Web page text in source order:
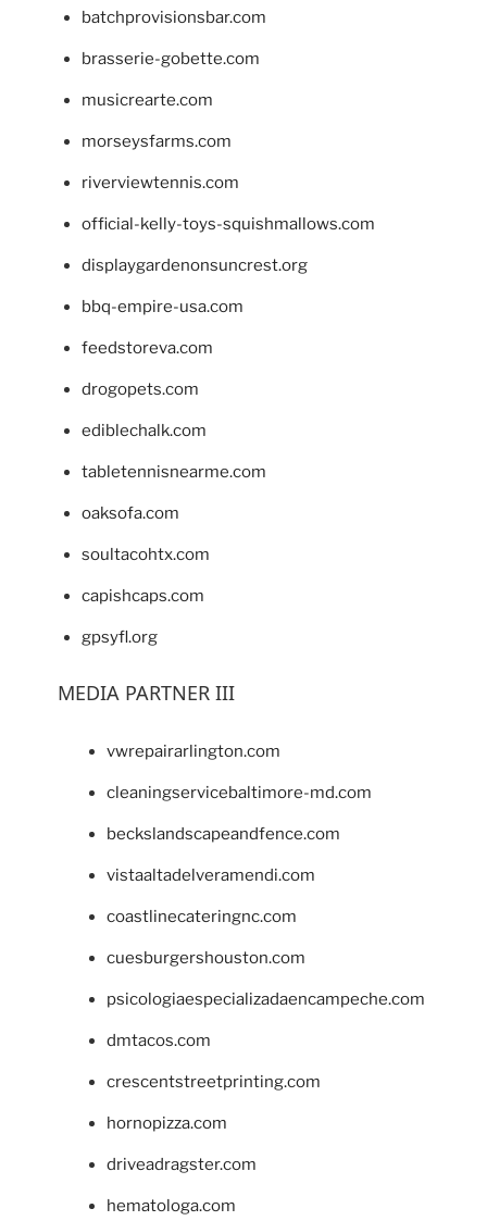
batchprovisionsbar.com
brasserie-gobette.com
musicrearte.com
morseysfarms.com
riverviewtennis.com
official-kelly-toys-squishmallows.com
displaygardenonsuncrest.org
bbq-empire-usa.com
feedstoreva.com
drogopets.com
ediblechalk.com
tabletennisnearme.com
oaksofa.com
soultacohtx.com
capishcaps.com
gpsyfl.org
MEDIA PARTNER III
vwrepairarlington.com
cleaningservicebaltimore-md.com
beckslandscapeandfence.com
vistaaltadelveramendi.com
coastlinecateringnc.com
cuesburgershouston.com
psicologiaespecializadaencampeche.com
dmtacos.com
crescentstreetprinting.com
hornopizza.com
driveadragster.com
hematologa.com